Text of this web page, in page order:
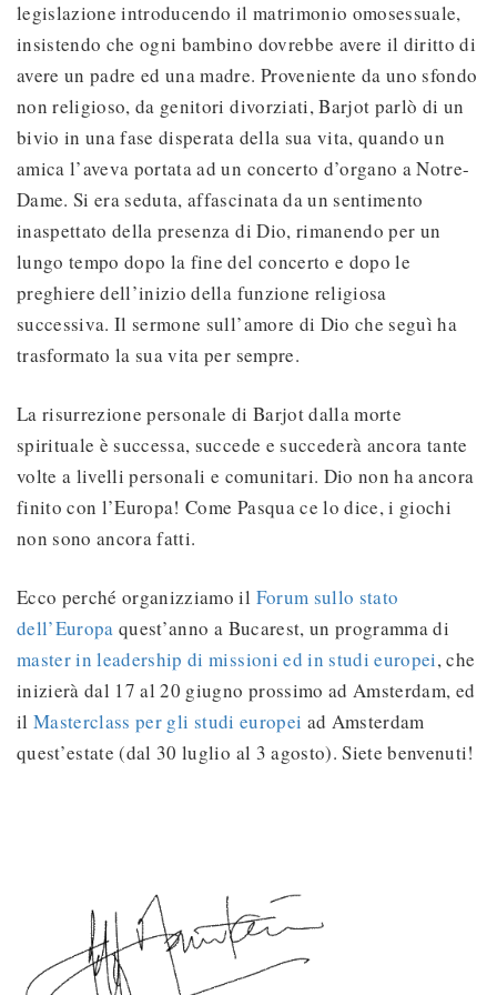
legislazione introducendo il matrimonio omosessuale,
insistendo che ogni bambino dovrebbe avere il diritto di
avere un padre ed una madre. Proveniente da uno sfondo
non religioso, da genitori divorziati, Barjot parlò di un
bivio in una fase disperata della sua vita, quando un
amica l’aveva portata ad un concerto d’organo a Notre-
Dame. Si era seduta, affascinata da un sentimento
inaspettato della presenza di Dio, rimanendo per un
lungo tempo dopo la fine del concerto e dopo le
preghiere dell’inizio della funzione religiosa
successiva. Il sermone sull’amore di Dio che seguì ha
trasformato la sua vita per sempre.
La risurrezione personale di Barjot dalla morte
spirituale è successa, succede e succederà ancora tante
volte a livelli personali e comunitari. Dio non ha ancora
finito con l’Europa! Come Pasqua ce lo dice, i giochi
non sono ancora fatti.
Ecco perché organizziamo il Forum sullo stato
dell’Europa quest’anno a Bucarest, un programma di
master in leadership di missioni ed in studi europei, che
inizierà dal 17 al 20 giugno prossimo ad Amsterdam, ed
ilMasterclass per gli studi europei ad Amsterdam
quest’estate (dal 30 luglio al 3 agosto). Siete benvenuti!